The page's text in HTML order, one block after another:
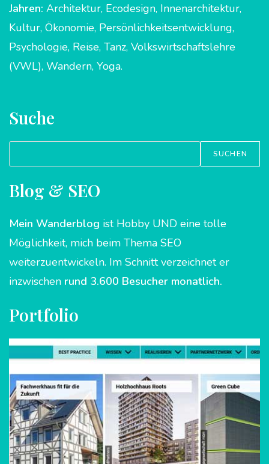
Jahren: Architektur, Ecodesign, Innenarchitektur,
Kultur, Ökonomie, Persönlichkeitsentwicklung,
Psychologie, Reise, Tanz, Volkswirtschaftslehre
(VWL), Wandern, Yoga.
Suche
SUCHEN
Blog & SEO
Mein Wanderblog ist Hobby UND eine tolle
Möglichkeit, mich beim Thema SEO
weiterzuentwickeln. Im Schnitt verzeichnet er
inzwischen rund 3.600 Besucher monatlich.
Portfolio